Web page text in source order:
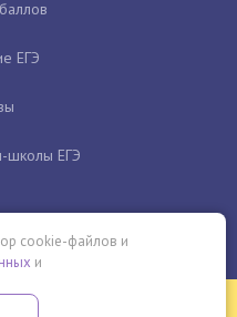
ЕГЭ
школы ЕГЭ
cookie-файлов и
и